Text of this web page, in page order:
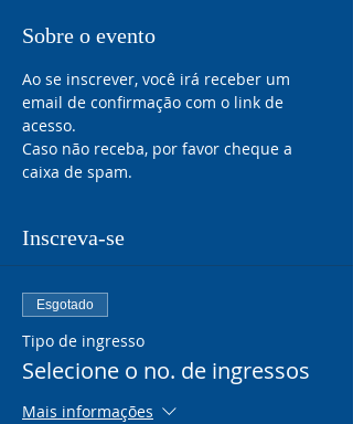
Sobre o evento
Ao se inscrever, você irá receber um
email de confirmação com o link de
acesso.
Caso não receba, por favor cheque a
caixa de spam.
Inscreva-se
Esgotado
Tipo de ingresso
Selecione o no. de ingressos
Mais informações